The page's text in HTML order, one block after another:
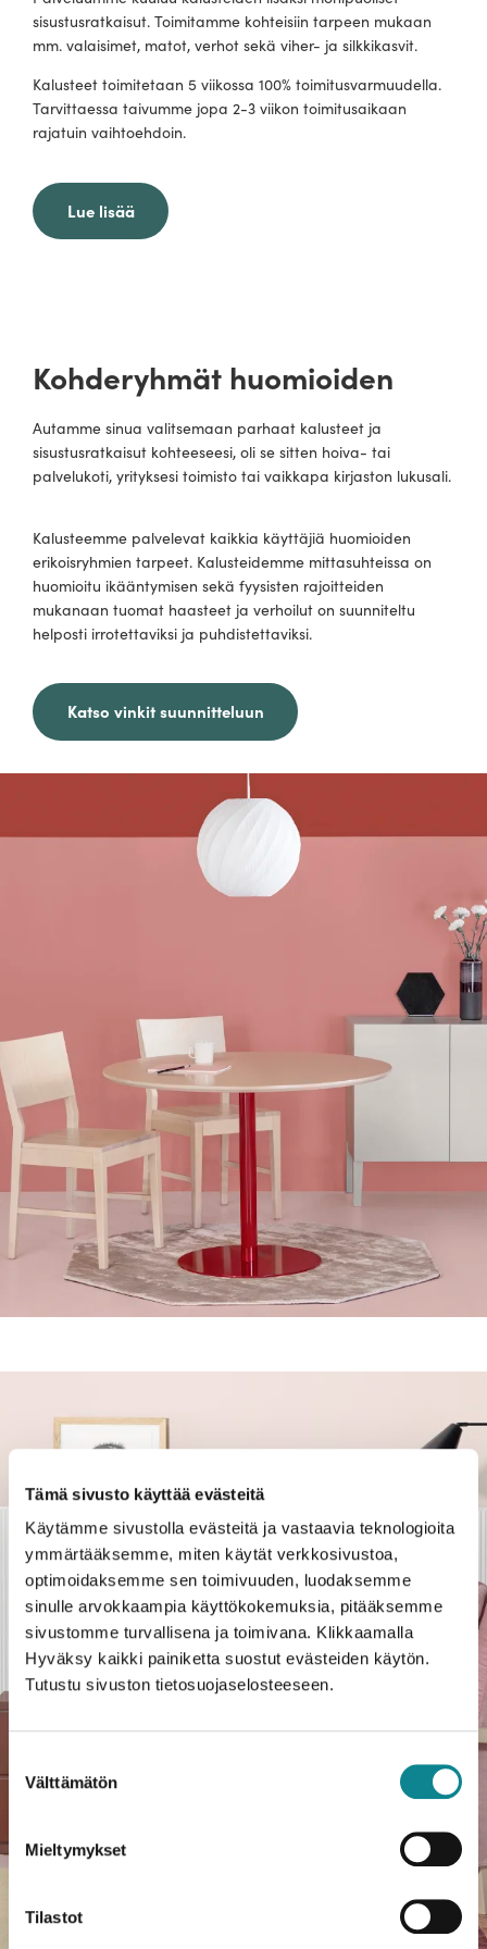
Tämä sivusto käyttää evästeitä
Käytämme sivustolla evästeitä ja vastaavia teknologioita
ymmärtääksemme, miten käytät verkkosivustoa,
optimoidaksemme sen toimivuuden, luodaksemme
sinulle arvokkaampia käyttökokemuksia, pitääksemme
sivustomme turvallisena ja toimivana. Klikkaamalla
Hyväksy kaikki painiketta suostut evästeiden käytön.
Tutustu sivuston tietosuojaselosteeseen.
valinta
Välttämätön
Mieltymykset
Tilastot
sisustusratkaisut. Toimitamme kohteisiin tarpeen mukaan
mm. valaisimet, matot, verhot sekä viher- ja silkkikasvit.
Kalusteet toimitetaan 5 viikossa 100% toimitusvarmuudella.
Tarvittaessa taivumme jopa 2-3 viikon toimitusaikaan
rajatuin vaihtoehdoin.
Lue lisää
Kohderyhmät huomioiden
Autamme sinua valitsemaan parhaat kalusteet ja
sisustusratkaisut kohteeseesi, oli se sitten hoiva- tai
palvelukoti, yrityksesi toimisto tai vaikkapa kirjaston lukusali.
Kalusteemme palvelevat kaikkia käyttäjiä huomioiden
erikoisryhmien tarpeet. Kalusteidemme mittasuhteissa on
huomioitu ikääntymisen sekä fyysisten rajoitteiden
mukanaan tuomat haasteet ja verhoilut on suunniteltu
helposti irrotettaviksi ja puhdistettaviksi.
Katso vinkit suunnitteluun